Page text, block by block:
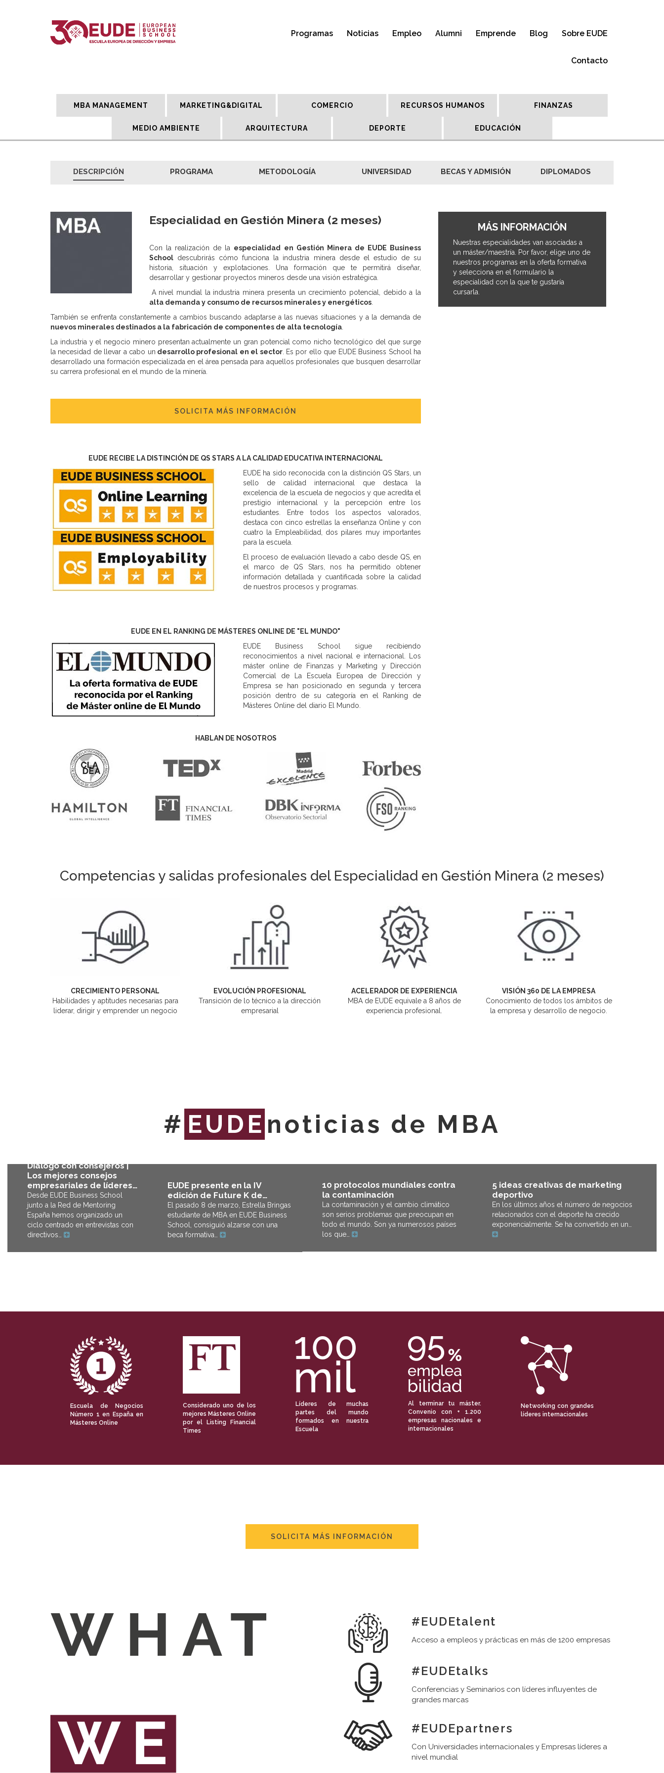
Programas Noticias Empleo Alumni Emprende Blog Sobre EUDE
Contacto
MBA MANAGEMENT MARKETING&DIGITAL COMERCIO RECURSOS HUMANOS FINANZAS
MEDIO AMBIENTE ARQUITECTURA DEPORTE EDUCACIÓN
DESCRIPCIÓN PROGRAMA METODOLOGÍA UNIVERSIDAD BECAS Y ADMISIÓN DIPLOMADOS
Especialidad en Gestión Minera (2 meses)
Con la realización de la especialidad en Gestión Minera de EUDE Business
School descubrirás cómo funciona la industria minera desde el estudio de su
historia, situación y explotaciones. Una formación que te permitirá diseñar,
desarrollar y gestionar proyectos mineros desde una visión estratégica.
A nivel mundial la industria minera presenta un crecimiento potencial, debido a la
alta demanda y consumo de recursos minerales y energéticos
También se enfrenta constantemente a cambios buscando adaptarse a las nuevas situaciones y a la demanda de
nuevos minerales destinados a la fabricación de componentes de alta tecnología
La industria y el negocio minero presentan actualmente un gran potencial como nicho tecnológico del que surge
la necesidad de llevar a cabo un desarrollo profesional en el sector. Es por ello que EUDE Business School ha
desarrollado una formación especializada en el área pensada para aquellos profesionales que busquen desarrollar
su carrera profesional en el mundo de la minería.
SOLICITA MÁS INFORMACIÓN
EUDE RECIBE LA DISTINCIÓN DE QS STARS A LA CALIDAD EDUCATIVA INTERNACIONAL
EUDE ha sido reconocida con la distinción QS Stars, un
sello de calidad internacional que destaca la
excelencia de la escuela de negocios y que acredita el
prestigio internacional y la percepción entre los
estudiantes. Entre todos los aspectos valorados,
destaca con cinco estrellas la enseñanza Online y con
cuatro la Empleabilidad, dos pilares muy importantes
para la escuela.
El proceso de evaluación llevado a cabo desde QS, en
el marco de QS Stars, nos ha permitido obtener
información detallada y cuantificada sobre la calidad
de nuestros procesos y programas.
EUDE EN EL RANKING DE MÁSTERES ONLINE DE "EL MUNDO"
EUDE Business School sigue recibiendo
reconocimientos a nivel nacional e internacional. Los
máster online de Finanzas y Marketing y Dirección
Comercial de La Escuela Europea de Dirección y
Empresa se han posicionado en segunda y tercera
posición dentro de su categoría en el Ranking de
Másteres Online del diario El Mundo.
HABLAN DE NOSOTROS
MÁS INFORMACIÓN
Nuestras especialidades van asociadas a
un máster/maestría. Por favor, elige uno de
nuestros programas en la oferta formativa
y selecciona en el formulario la
especialidad con la que te gustaría
cursarla.
Competencias y salidas profesionales del Especialidad en Gestión Minera (2 meses)
CRECIMIENTO PERSONAL
Habilidades y aptitudes necesarias para
liderar, dirigir y emprender un negocio
EVOLUCIÓN PROFESIONAL
Transición de lo técnico a la dirección
empresarial
ACELERADOR DE EXPERIENCIA
MBA de EUDE equivale a 8 años de
experiencia profesional.
VISIÓN 360 DE LA EMPRESA
Conocimiento de todos los ámbitos de
la empresa y desarrollo de negocio.
# EUDE noticias de MBA
Diálogo con consejeros |
Los mejores consejos
empresariales de líderes…
Desde EUDE Business School
junto a la Red de Mentoring
España hemos organizado un
ciclo centrado en entrevistas con
directivos…
EUDE presente en la IV
edición de Future K de…
El pasado 8 de marzo, Estrella Bringas
estudiante de MBA en EUDE Business
School, consiguió alzarse con una
beca formativa…
10 protocolos mundiales contra
la contaminación
La contaminación y el cambio climático
son serios problemas que preocupan en
todo el mundo. Son ya numerosos países
los que…
5 ideas creativas de marketing
deportivo
En los últimos años el número de negocios
relacionados con el deporte ha crecido
exponencialmente. Se ha convertido en un…
Escuela de Negocios
Número 1 en España en
Másteres Online
Considerado uno de los
mejores Másteres Online
por el Listing Financial
Times
Líderes de muchas
partes del mundo
formados en nuestra
Escuela
Al terminar tu máster.
Convenio con + 1.200
empresas nacionales e
internacionales
Networking con grandes
líderes internacionales
SOLICITA MÁS INFORMACIÓN
#EUDEtalent
Acceso a empleos y prácticas en más de 1200 empresas
#EUDEtalks
Conferencias y Seminarios con líderes influyentes de
grandes marcas
#EUDEpartners
Con Universidades internacionales y Empresas líderes a
nivel mundial